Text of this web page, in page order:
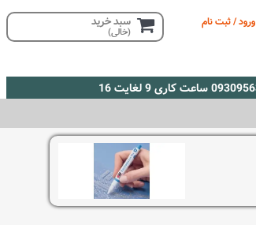
ورود / ثبت نام سبد خرید
(خالی)